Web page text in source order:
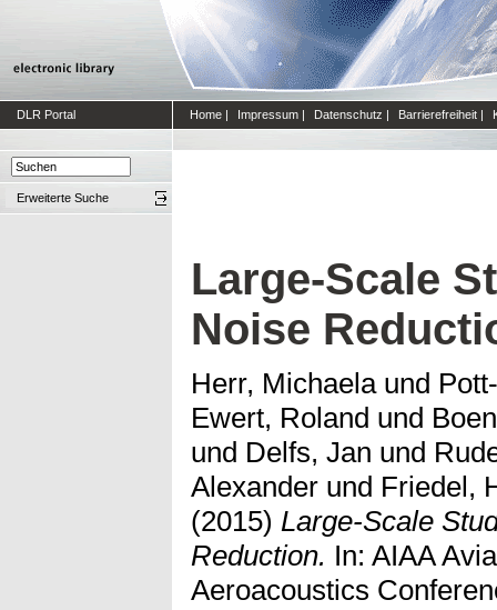
DLR Portal Home | Impressum | Datenschutz | Barrierefreiheit |
Erweiterte Suche
Large-Scale
Noise
Herr, Michaelaund
Ewert, Roland und
und Delfs, Jan und
Alexander und Friedel,
(2015) Large-Scale
Reduction. In: AIAA
Aeroacoustics